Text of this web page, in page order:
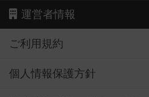
運営者情報
ご利用規約
個人情報保護方針